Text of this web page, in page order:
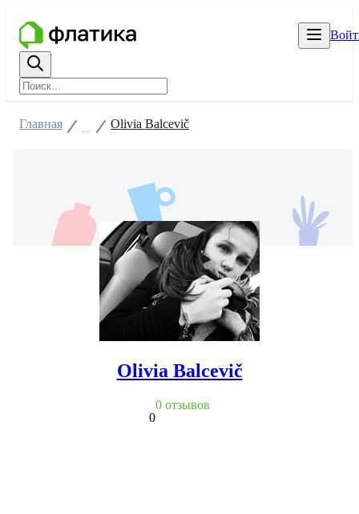
Главная Olivia Balcevič
Olivia Balcevič
0
0 отзывов